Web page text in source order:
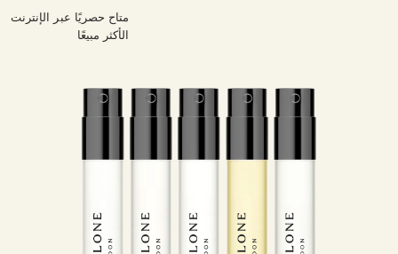
متاح حصريًا عبر الإنترنت
الأكثر مبيعًا